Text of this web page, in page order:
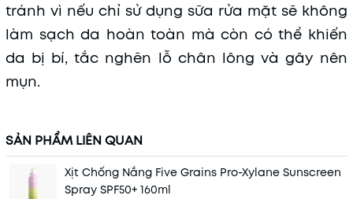
tránh vì nếu chỉ sử dụng sữa rửa mặt sẽ không
làm sạch da hoàn toàn mà còn có thể khiến
da bị bí, tắc nghẽn lỗ chân lông và gây nên
mụn.
SẢN PHẨM LIÊN QUAN
Xịt Chống Nắng Five Grains Pro-Xylane Sunscreen
Spray SPF50+ 160ml